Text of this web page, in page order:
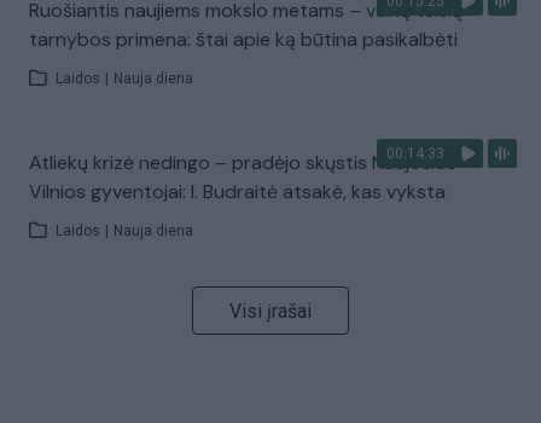
Ruošiantis naujiems mokslo metams – vaikų teisių
tarnybos primena: štai apie ką būtina pasikalbėti
Laidos Nauja diena
00:14:33
Atliekų krizė nedingo – pradėjo skųstis Naujosios
Vilnios gyventojai: I. Budraitė atsakė, kas vyksta
Laidos Nauja diena
Visi įrašai